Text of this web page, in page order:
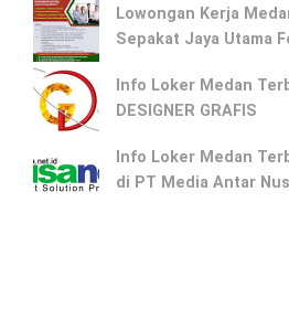
Lowongan Kerja
Sepakat Jaya Utama
Info Loker Medan
DESIGNER GRAFIS
Info Loker Medan
di PT Media Antar